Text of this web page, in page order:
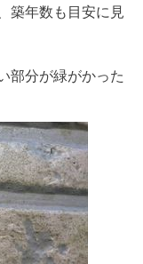
築年数も目安に見
部分が緑がかった